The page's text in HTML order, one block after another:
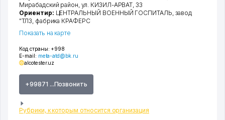
Код страны: +998
E-mail: meta-atd@bk.ru
alcotester.uz
+99871 ...Позвонить
Рубрики, к которым относится организация
Мирабадский район,ул. КИЗИЛ-АРВАТ, 33
Ориентир: ЦЕНТРАЛЬНЫЙ ВОЕННЫЙ ГОСПИТАЛЬ, завод
"ТЛЗ, фабрика КРАФЕРС
Показать на карте